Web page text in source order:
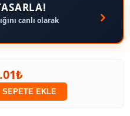
canlı olarak
SEPETE EKLE